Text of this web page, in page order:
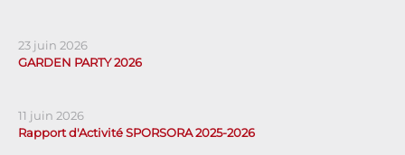
23 juin 2026
GARDEN PARTY 2026
11 juin 2026
Rapport d'Activité SPORSORA 2025-2026